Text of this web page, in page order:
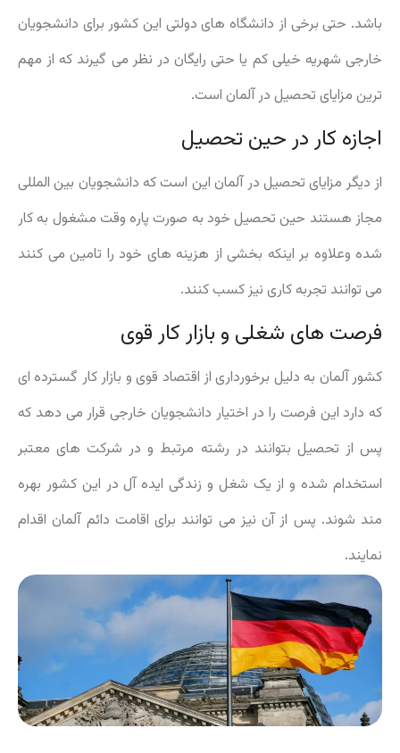
باشد. حتی برخی از دانشگاه های دولتی این کشور برای دانشجویان
خارجی شهریه خیلی کم یا حتی رایگان در نظر می گیرند که از مهم
ترین مزایای تحصیل در آلمان است.
اجازه کار در حین تحصیل
از دیگر مزایای تحصیل در آلمان این است که دانشجویان بین المللی
مجاز هستند حین تحصیل خود به صورت پاره وقت مشغول به کار
شده وعلاوه بر اینکه بخشی از هزینه های خود را تامین می کنند
می توانند تجربه کاری نیز کسب کنند.
فرصت های شغلی و بازار کار قوی
کشور آلمان به دلیل برخورداری از اقتصاد قوی و بازار کار گسترده ای
که دارد این فرصت را در اختیار دانشجویان خارجی قرار می دهد که
پس از تحصیل بتوانند در رشته مرتبط و در شرکت های معتبر
استخدام شده و از یک شغل و زندگی ایده آل در این کشور بهره
مند شوند. پس از آن نیز می توانند برای اقامت دائم آلمان اقدام
نمایند.